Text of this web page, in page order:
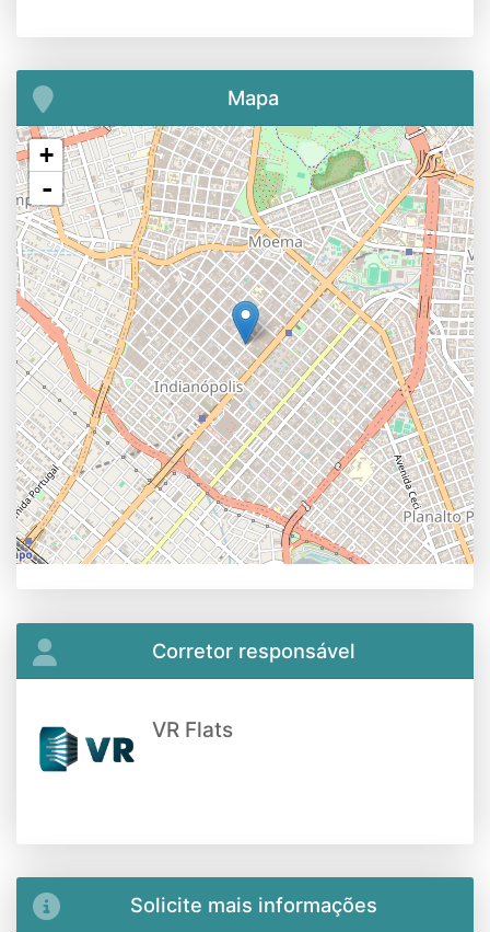
Mapa
+
-
Corretor responsável
VR Flats
Solicite mais informações